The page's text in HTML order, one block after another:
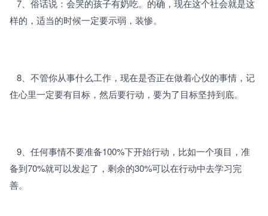
样的，适当的时候一定要示弱，装惨。
住心里一定要有目标，然后要行动，要为了目标坚持到底。
备到70%就可以发起了，剩余的30%可以在行动中去学习完
善。